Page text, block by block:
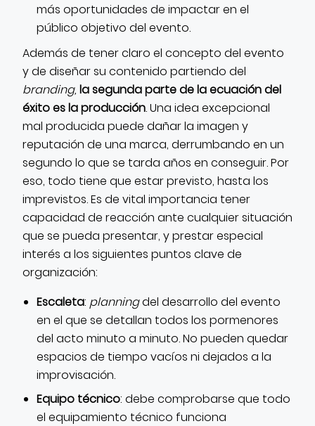
más oportunidades de impactar en el
público objetivo del evento.
Además de tener claro el concepto del evento
y de diseñar su contenido partiendo del
branding, la segunda parte de la ecuación del
éxito es la producción. Una idea excepcional
mal producida puede dañar la imagen y
reputación de una marca, derrumbando en un
segundo lo que se tarda años en conseguir. Por
eso, todo tiene que estar previsto, hasta los
imprevistos. Es de vital importancia tener
capacidad de reacción ante cualquier situación
que se pueda presentar, y prestar especial
interés a los siguientes puntos clave de
organización:
Escaleta: planningdel desarrollo del evento
en el que se detallan todos los pormenores
del acto minuto a minuto. No pueden quedar
espacios de tiempo vacíos ni dejados a la
improvisación.
Equipo técnico: debe comprobarse que todo
el equipamiento técnico funciona